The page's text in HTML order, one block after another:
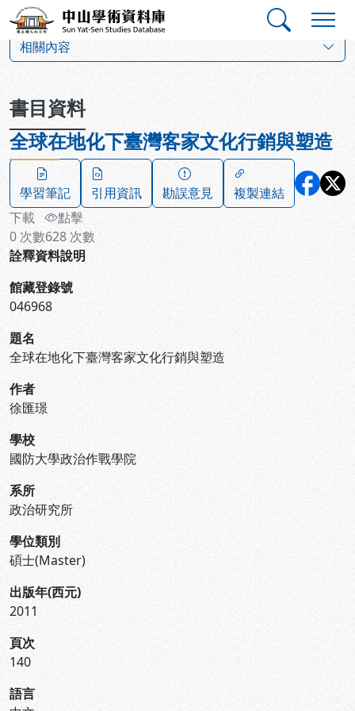
跳到主要內容
中山學術資料庫
相關內容
書目資料
全球在地化下臺灣客家文化行銷與塑造
學習筆記 引用資訊 勘誤意見
複製連結
下載
0 次數
點擊
628 次數
詮釋資料說明
館藏登錄號
046968
題名
全球在地化下臺灣客家文化行銷與塑造
作者
徐匯璟
學校
國防大學政治作戰學院
系所
政治研究所
學位類別
碩士(Master)
出版年(西元)
2011
頁次
140
語言